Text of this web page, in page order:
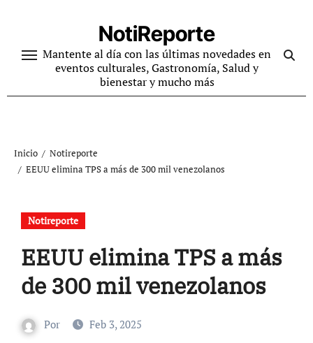
contenido
NotiReporte
Mantente al día con las últimas novedades en
eventos culturales, Gastronomía, Salud y
bienestar y mucho más
Inicio
Notireporte
EEUU elimina TPS a más de 300 mil venezolanos
Notireporte
EEUU elimina TPS a más
de 300 mil venezolanos
Por Feb 3, 2025